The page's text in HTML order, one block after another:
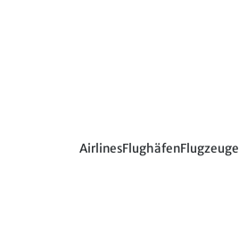
AirlinesFlughäfenFlugzeuge